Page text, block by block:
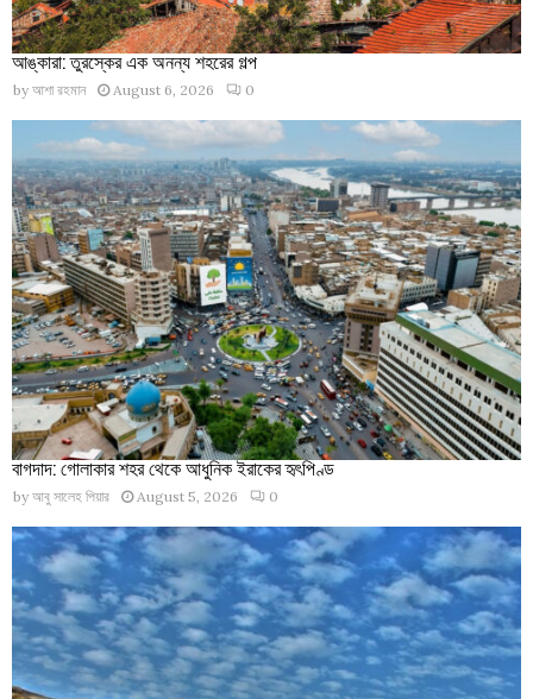
আঙ্কারা: তুরস্কের এক অনন্য শহরের গল্প
by আশা রহমান August 6, 2026 0
বাগদাদ: গোলাকার শহর থেকে আধুনিক ইরাকের হৃৎপিণ্ড
by আবু সালেহ পিয়ার August 5, 2026 0